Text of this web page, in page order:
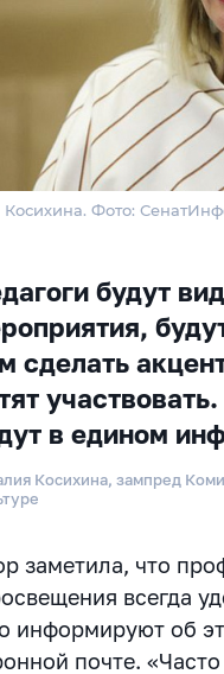
Косихина. Фото:
будут
сделать
в едином
Косихина, зампред
заметила, что
всегда
информируют об
почте.